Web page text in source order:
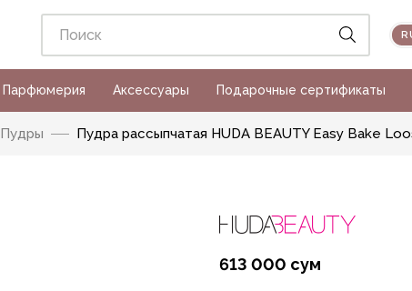
Парфюмерия Аксессуары Подарочные сертификаты
Пудры Пудра рассыпчатая HUDA BEAUTY Easy Bake
613 000 сум